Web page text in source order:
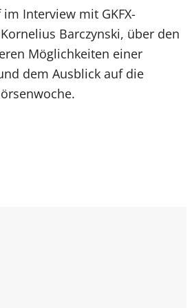
Interview mit GKFX-
Barczynski, über den
Möglichkeiten einer
dem Ausblick auf die